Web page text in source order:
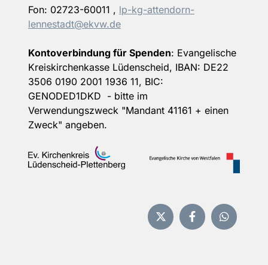
Fon: 02723-60011 , lp-kg-attendorn-
lennestadt@ekvw.de
Kontoverbindung für Spenden: Evangelische
Kreiskirchenkasse Lüdenscheid, IBAN: DE22
3506 0190 2001 1936 11, BIC:
GENODED1DKD - bitte im
Verwendungszweck "Mandant 41161 + einen
Zweck" angeben.